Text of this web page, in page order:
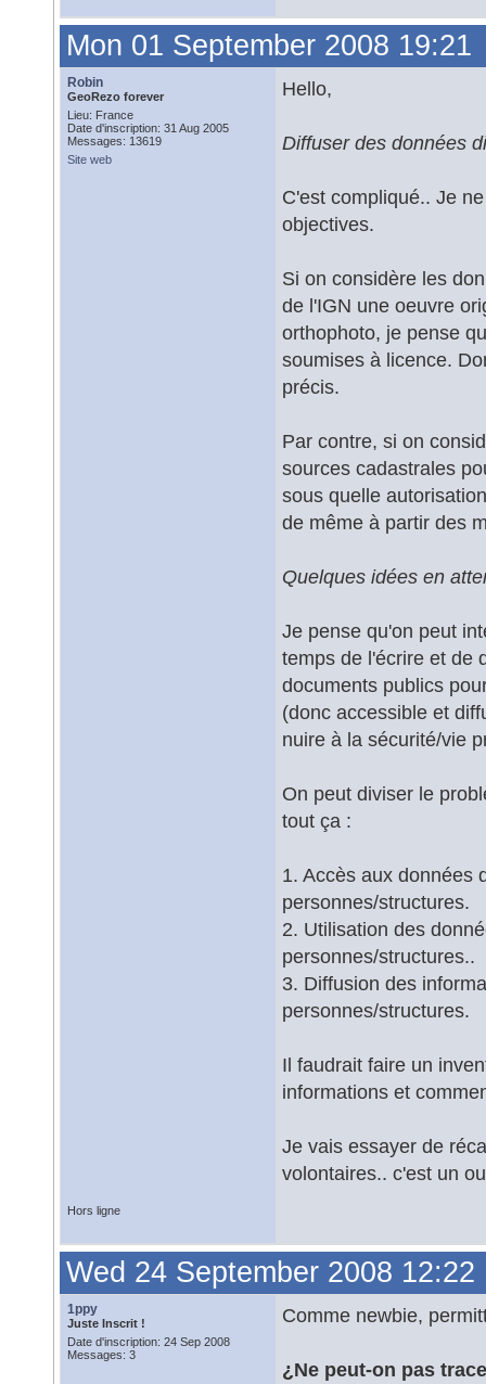
Mon 01 September 2008 19:21
Robin
GeoRezo forever
Lieu: France
Date d'inscription: 31 Aug 2005
Messages: 13619
Site web
Hello,
Diffuser des données
C'est compliqué.. Je
objectives.
Si on considère les
de l'IGN une oeuvre
orthophoto, je pense
soumises à licence.
précis.
Par contre, si on
sources cadastrales
sous quelle
de même à partir des
Quelques idées en
Je pense qu'on peut
temps de l'écrire et de
documents publics
(donc accessible et
nuire à la sécurité/vie
On peut diviser le
tout ça :
1. Accès aux données
personnes/structures.
2. Utilisation des
personnes/structures..
3. Diffusion des
personnes/structures.
Il faudrait faire un
informations et
Je vais essayer de
volontaires.. c'est un
Hors ligne
Wed 24 September 2008 12:22
1ppy
Juste Inscrit !
Date d'inscription: 24 Sep 2008
Messages: 3
Comme newbie,
¿Ne peut-on pas